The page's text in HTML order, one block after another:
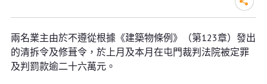
兩名業主不遵從清拆令及修葺令被
判罰款逾二十六萬元
兩名業主由於不遵從根據《建築物條例》（第123章）發出
的清拆令及修葺令，於上月及本月在屯門裁判法院被定罪
及判罰款逾二十六萬元。